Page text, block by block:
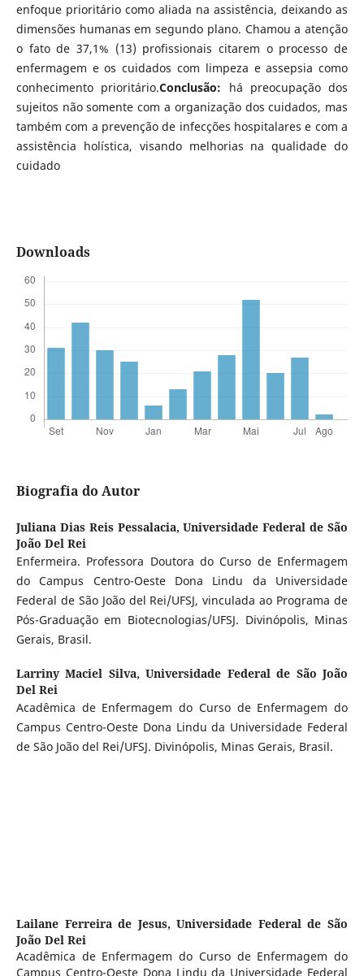
enfoque prioritário como aliada na assistência, deixando as
dimensões humanas em segundo plano. Chamou a atenção
o fato de 37,1% (13) profissionais citarem o processo de
enfermagem e os cuidados com limpeza e assepsia como
conhecimento prioritário.Conclusão: há preocupação dos
sujeitos não somente com a organização dos cuidados, mas
também com a prevenção de infecções hospitalares e com a
assistência holística, visando melhorias na qualidade do
cuidado
Downloads
Biografia do Autor
Juliana Dias Reis Pessalacia,Universidade Federal de São
João Del Rei
Enfermeira. Professora Doutora do Curso de Enfermagem
do Campus Centro-Oeste Dona Lindu da Universidade
Federal de São João del Rei/UFSJ, vinculada ao Programa de
Pós-Graduação em Biotecnologias/UFSJ. Divinópolis, Minas
Gerais, Brasil.
Larriny Maciel Silva,Universidade Federal de São João
Del Rei
Acadêmica de Enfermagem do Curso de Enfermagem do
Campus Centro-Oeste Dona Lindu da Universidade Federal
de São João del Rei/UFSJ. Divinópolis, Minas Gerais, Brasil.
Lailane Ferreira de Jesus,Universidade Federal de São
João Del Rei
Acadêmica de Enfermagem do Curso de Enfermagem do
Campus Centro-Oeste Dona Lindu da Universidade Federal